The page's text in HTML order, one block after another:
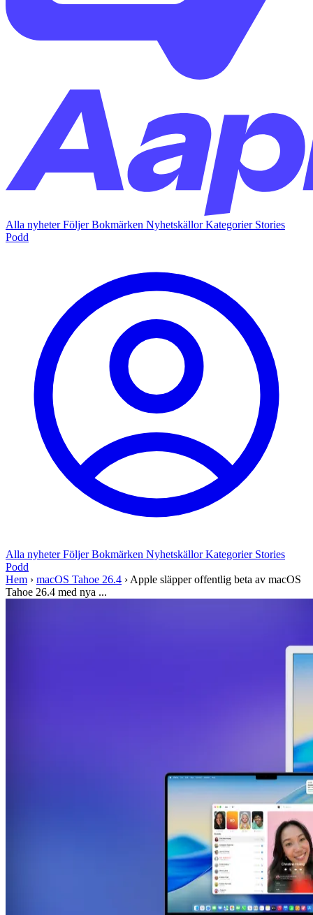
Alla nyheterFöljerBokmärken NyhetskällorKategorier Stories
Podd
Alla nyheterFöljerBokmärken NyhetskällorKategorier Stories
Podd
Hem › macOS Tahoe 26.4 › Apple släpper offentlig beta av macOS
Tahoe 26.4 med nya ...